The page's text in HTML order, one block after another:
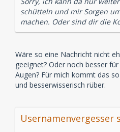
schütteln und mir Sorgen
machen. Oder sind dir die
Wäre so eine Nachricht nicht
geeignet? Oder noch besser
Augen? Für mich kommt das
und besserwisserisch rüber.
Usernamenvergesser